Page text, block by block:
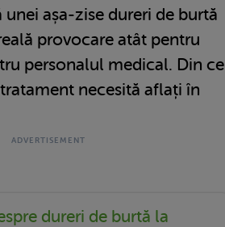
unei așa-zise dureri de burtă
provocare atât pentru
personalul medical. Din ce
necesită aflați în
dureri de burtă la